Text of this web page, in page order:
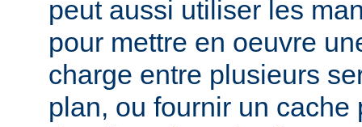
peut aussi utiliser les
pour mettre en oeuvre
charge entre plusieurs
plan, ou fournir un cache